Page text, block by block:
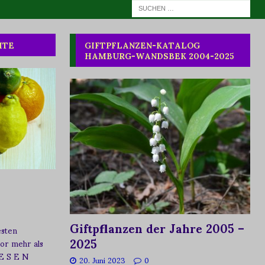
mehr als
S E N
GIFTPFLANZEN-KATALOG
HAMBURG-WANDSBEK 2004-2025
Giftpflanzen der Jahre 2005 –
2025
20. Juni 2023 0